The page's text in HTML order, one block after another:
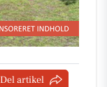
Del artikel